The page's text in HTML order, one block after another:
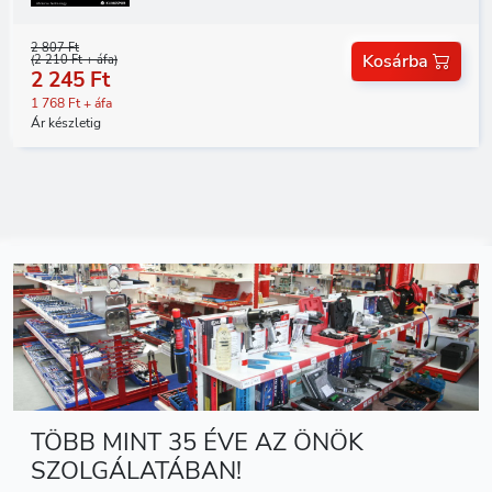
2 807 Ft
(2 210 Ft + áfa)
2 245 Ft
1 768 Ft + áfa
Ár készletig
Kosárba
TÖBB MINT 35 ÉVE AZ ÖNÖK
SZOLGÁLATÁBAN!